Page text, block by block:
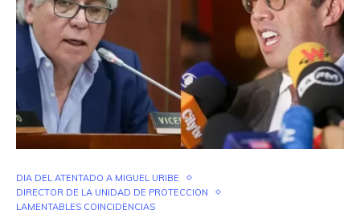
DIA DEL ATENTADO A MIGUEL URIBE
DIRECTOR DE LA UNIDAD DE PROTECCION
LAMENTABLES COINCIDENCIAS